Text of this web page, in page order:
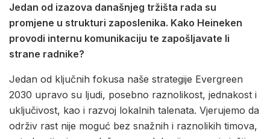
Jedan od izazova današnjeg tržišta rada su
promjene u strukturi zaposlenika. Kako Heineken
provodi internu komunikaciju te zapošljavate li
strane radnike?
Jedan od ključnih fokusa naše strategije Evergreen
2030 upravo su ljudi, posebno raznolikost, jednakost i
uključivost, kao i razvoj lokalnih talenata. Vjerujemo da
održiv rast nije moguć bez snažnih i raznolikih timova,